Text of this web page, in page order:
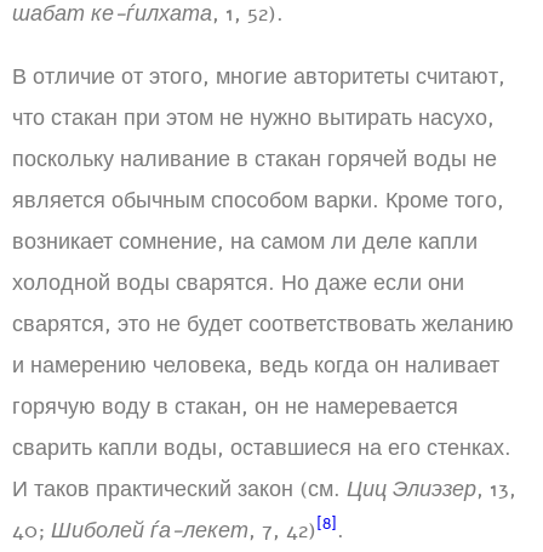
шабат ке-ѓилхата, 1, 52).
В отличие от этого, многие авторитеты считают,
что стакан при этом не нужно вытирать насухо,
поскольку наливание в стакан горячей воды не
является обычным способом варки. Кроме того,
возникает сомнение, на самом ли деле капли
холодной воды сварятся. Но даже если они
сварятся, это не будет соответствовать желанию
и намерению человека, ведь когда он наливает
горячую воду в стакан, он не намеревается
сварить капли воды, оставшиеся на его стенках.
И таков практический закон (см. Циц Элиэзер, 13,
40; Шиболей ѓа-лекет, 7, 42) [8] .